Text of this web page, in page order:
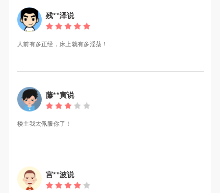
残**泽说
人前有多正经，床上就有多淫荡！
藤**寅说
楼主我太佩服你了！
宫**波说